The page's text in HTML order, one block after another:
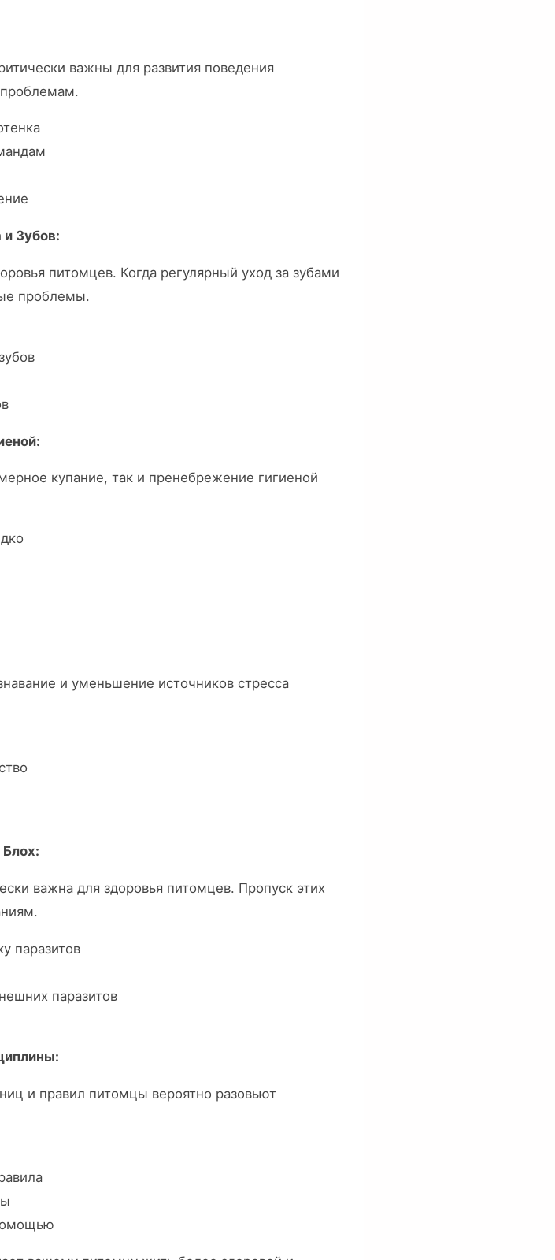
важны для развития поведения
Зубов:
питомцев. Когда регулярный уход за зубами
проблемы.
купание, так и пренебрежение гигиеной
и уменьшение источников стресса
важна для здоровья питомцев. Пропуск этих
паразитов
паразитов
и правил питомцы вероятно разовьют